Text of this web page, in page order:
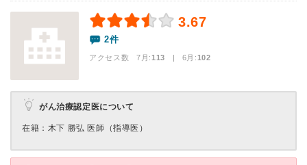
3.67
2件
アクセス数 7月:113 | 6月:102
がん治療認定医について
在籍：木下 勝弘 医師（指導医）